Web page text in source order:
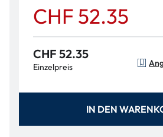
CHF 52.35
CHF 52.35
Einzelpreis
IN DEN